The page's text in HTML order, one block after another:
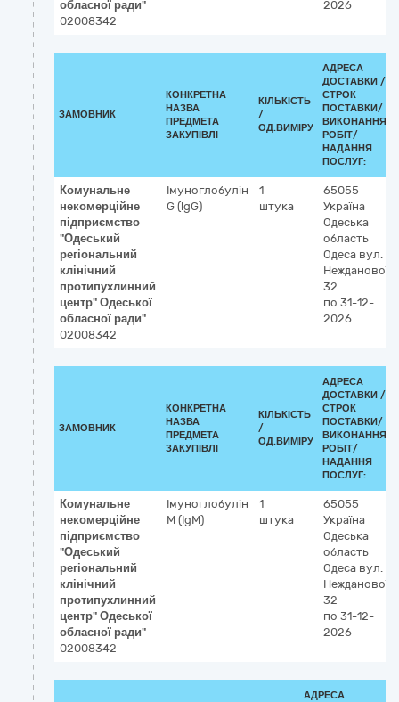
обласної ради"
02008342
2026
ЗАМОВНИК
КОНКРЕТНА
НАЗВА
ПРЕДМЕТА
ЗАКУПІВЛІ
КІЛЬКІСТЬ
/
ОД.ВИМІРУ
АДРЕСА
ДОСТАВКИ /
СТРОК
ПОСТАВКИ/
ВИКОНАННЯ
РОБІТ/
НАДАННЯ
ПОСЛУГ:
Комунальне
некомерційне
підприємство
"Одеський
регіональний
клінічний
протипухлинний
центр" Одеської
обласної ради"
02008342
Імуноглобулін
G (lgG)
1
штука
65055
Україна
Одеська
область
Одеса вул.
Нежданової,
32
по 31-12-
2026
ЗАМОВНИК
КОНКРЕТНА
НАЗВА
ПРЕДМЕТА
ЗАКУПІВЛІ
КІЛЬКІСТЬ
/
ОД.ВИМІРУ
АДРЕСА
ДОСТАВКИ /
СТРОК
ПОСТАВКИ/
ВИКОНАННЯ
РОБІТ/
НАДАННЯ
ПОСЛУГ:
Комунальне
некомерційне
підприємство
"Одеський
регіональний
клінічний
протипухлинний
центр" Одеської
обласної ради"
02008342
Імуноглобулін
М (IgM)
1
штука
65055
Україна
Одеська
область
Одеса вул.
Нежданової,
32
по 31-12-
2026
АДРЕСА